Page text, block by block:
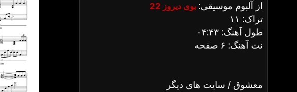
از آلبوم موسیقی: بوی دیروز 22
تراک: ۱۱
طول آهنگ: ۰۴:۴۳
نت آهنگ: ۶ صفحه
معشوق / سایت های دیگر